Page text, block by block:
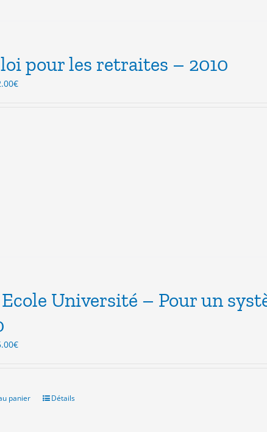
pour les retraites – 2010
€Le
Ecole Université – Pour un
€Le
15.00€.
panier Détails